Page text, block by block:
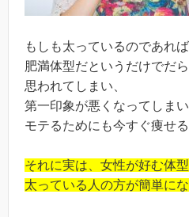
もしも太っているのであれば
肥満体型だというだけでだ
思われてしまい、
第一印象が悪くなってしまい
モテるためにも今すぐ痩せ
それに実は、女性が好む体
太っている人の方が簡単に